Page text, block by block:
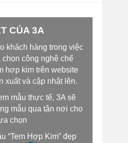
CỦA 3A
khách hàng trong việc
công nghệ chế
hơp kim trên website
xuất và cập nhật lên.
mẫu thực tế, 3A sẽ
mẫu qua tận nơi cho
chọn
“Tem Hợp Kim” đẹp